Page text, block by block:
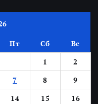
Пт Сб
Вс
1
2
7 8
9
14 15
16